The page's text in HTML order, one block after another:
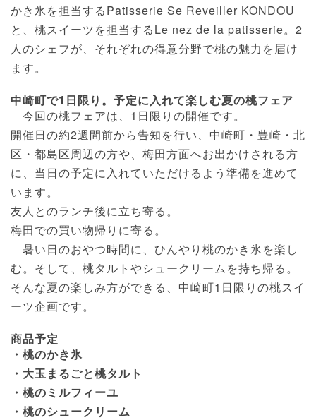
かき氷を担当するPatisserie Se Reveiller KONDOU
と、桃スイーツを担当するLe nez de la patisserie。2
人のシェフが、それぞれの得意分野で桃の魅力を届け
ます。
中崎町で1日限り。予定に入れて楽しむ夏の桃フェア
今回の桃フェアは、1日限りの開催です。
開催日の約2週間前から告知を行い、中崎町・豊崎・北
区・都島区周辺の方や、梅田方面へお出かけされる方
に、当日の予定に入れていただけるよう準備を進めて
います。
友人とのランチ後に立ち寄る。
梅田での買い物帰りに寄る。
暑い日のおやつ時間に、ひんやり桃のかき氷を楽し
む。そして、桃タルトやシュークリームを持ち帰る。
そんな夏の楽しみ方ができる、中崎町1日限りの桃スイ
ーツ企画です。
商品予定
・桃のかき氷
・大玉まるごと桃タルト
・桃のミルフィーユ
・桃のシュークリーム